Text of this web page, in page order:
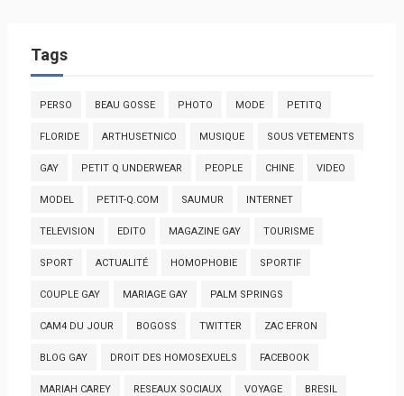
Tags
PERSO BEAU GOSSE PHOTO MODE PETITQ
FLORIDE ARTHUSETNICO MUSIQUE SOUS VETEMENTS
GAY PETIT Q UNDERWEAR PEOPLE CHINE VIDEO
MODEL PETIT-Q.COM SAUMUR INTERNET
TELEVISION EDITO MAGAZINE GAY TOURISME
SPORT ACTUALITÉ HOMOPHOBIE SPORTIF
COUPLE GAY MARIAGE GAY PALM SPRINGS
CAM4 DU JOUR BOGOSS TWITTER ZAC EFRON
BLOG GAY DROIT DES HOMOSEXUELS FACEBOOK
MARIAH CAREY RESEAUX SOCIAUX VOYAGE BRESIL